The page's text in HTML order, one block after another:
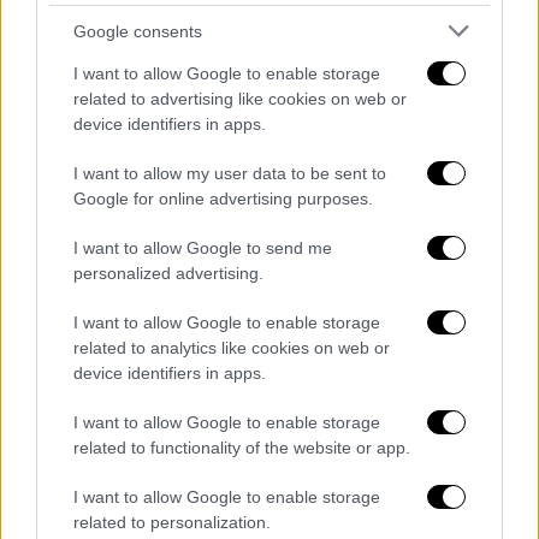
Google consents
I want to allow Google to enable storage
related to advertising like cookies on web or
device identifiers in apps.
I want to allow my user data to be sent to
Google for online advertising purposes.
I want to allow Google to send me
personalized advertising.
I want to allow Google to enable storage
related to analytics like cookies on web or
device identifiers in apps.
I want to allow Google to enable storage
related to functionality of the website or app.
I want to allow Google to enable storage
related to personalization.
October 16, 2024
Οι εφημερίδεςLa Nacion και Clarin
αναφέρουν ότι ηαστυνομίαεκλήθη στο
ξενοδοχείο έπειτα από αναφορές για
«ταραξία που ήταν πιθανότατα υπό την
επήρεια ναρκωτικών και αλκοόλ».